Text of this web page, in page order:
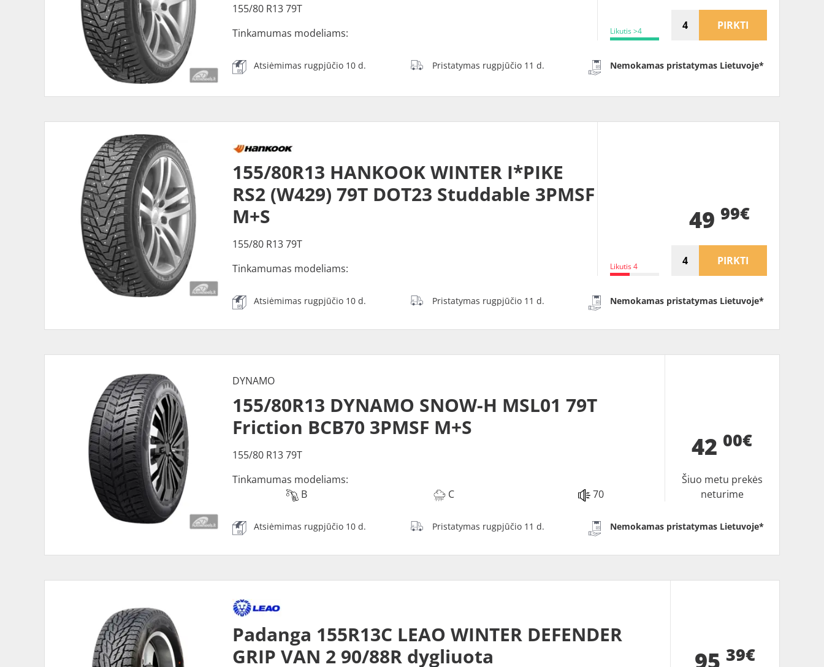
155/80 R13 79T
Tinkamumas modeliams:
Likutis >4 PIRKTI
Atsiėmimas rugpjūčio 10 d. Pristatymas rugpjūčio 11 d. Nemokamas pristatymas Lietuvoje*
155/80R13 HANKOOK WINTER I*PIKE
RS2 (W429) 79T DOT23 Studdable 3PMSF
M+S
155/80 R13 79T
Tinkamumas modeliams:
Likutis 4
49 99€
PIRKTI
Atsiėmimas rugpjūčio 10 d. Pristatymas rugpjūčio 11 d. Nemokamas pristatymas Lietuvoje*
DYNAMO
155/80R13 DYNAMO SNOW-H MSL01 79T
Friction BCB70 3PMSF M+S
155/80 R13 79T
Tinkamumas modeliams:
B
C 70
42 00€
Šiuo metu prekės
neturime
Atsiėmimas rugpjūčio 10 d. Pristatymas rugpjūčio 11 d. Nemokamas pristatymas Lietuvoje*
Padanga 155R13C LEAO WINTER DEFENDER
GRIP VAN 2 90/88R dygliuota
39€